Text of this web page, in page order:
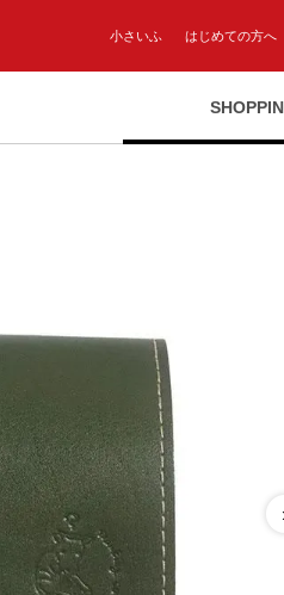
小さいふ はじめての方へ